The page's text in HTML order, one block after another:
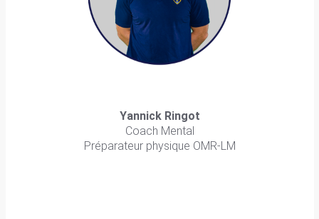
Yannick Ringot
Coach Mental
Préparateur physique OMR-LM